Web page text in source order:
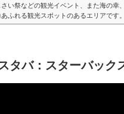
い祭などの観光イベント、また海の幸
ふれる観光スポットのあるエリアです
ゆかりの史跡などの歴史的観光スポッ...
タバ：スターバック